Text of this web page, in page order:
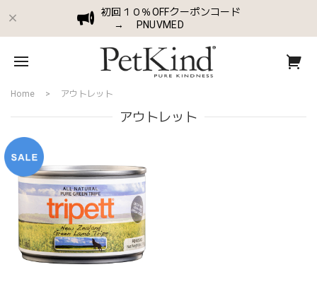
初回１０％OFFクーポンコード
→ PNUVMED
Home アウトレット
アウトレット